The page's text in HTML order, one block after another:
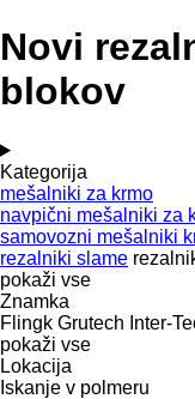
Novi
blokov
Kategorija
mešalniki za krmo
navpični mešalniki za
samovozni mešalniki
rezalniki slame
pokaži vse
Znamka
Flingk Grutech Inter-
pokaži vse
Lokacija
Iskanje v polmeru